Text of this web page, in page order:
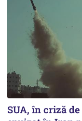
SUA, în criză